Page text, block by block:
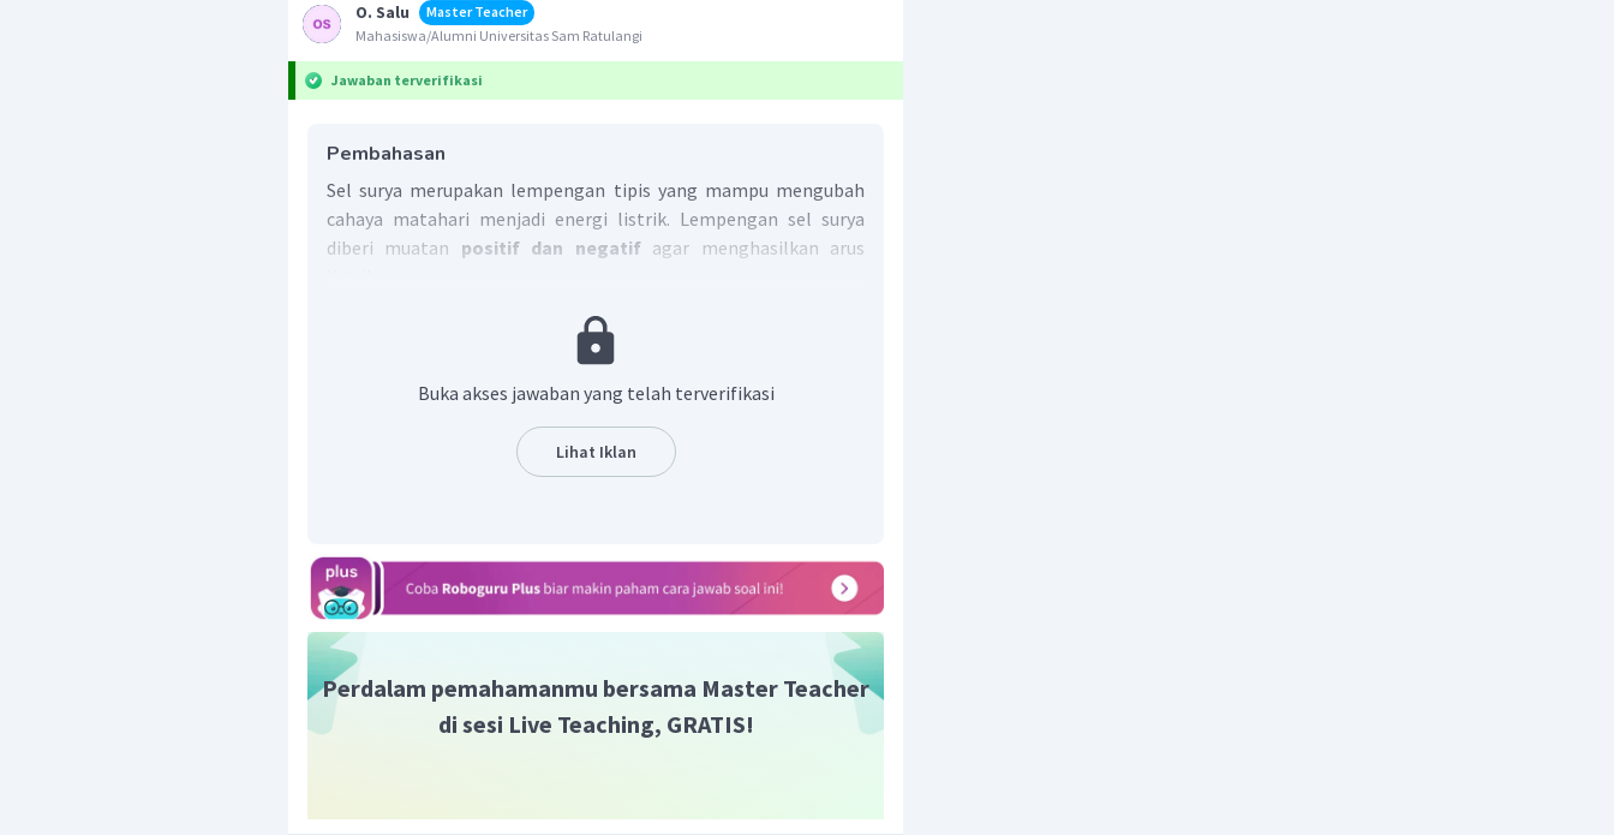
O. Salu
Master Teacher
Mahasiswa/Alumni Universitas Sam Ratulangi
Jawaban terverifikasi
Pembahasan
Sel surya merupakan lempengan tipis yang mampu mengubah
cahaya matahari menjadi energi listrik. Lempengan sel surya
diberi muatan positif dan negatifagar menghasilkan arus
Buka akses jawaban yang telah terverifikasi
Lihat Iklan
Perdalam pemahamanmu bersama Master Teacher
di sesi Live Teaching, GRATIS!